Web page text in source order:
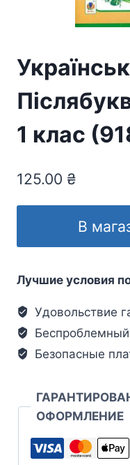
1 клас
125.00 ₴
В
Лучшие условия
Удовольствие
Беспроблемный
Безопасные
ОФОРМЛЕНИЕ